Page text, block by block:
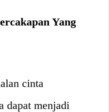
Yang
cinta
dapat menjadi